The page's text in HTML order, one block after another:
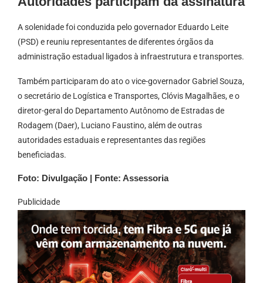
A solenidade foi conduzida pelo governador Eduardo Leite
(PSD) e reuniu representantes de diferentes órgãos da
administração estadual ligados à infraestrutura e transportes.
Também participaram do ato o vice-governador Gabriel Souza,
o secretário de Logística e Transportes, Clóvis Magalhães, e o
diretor-geral do Departamento Autônomo de Estradas de
Rodagem (Daer), Luciano Faustino, além de outras
autoridades estaduais e representantes das regiões
beneficiadas.
Foto: Divulgação | Fonte: Assessoria
Publicidade